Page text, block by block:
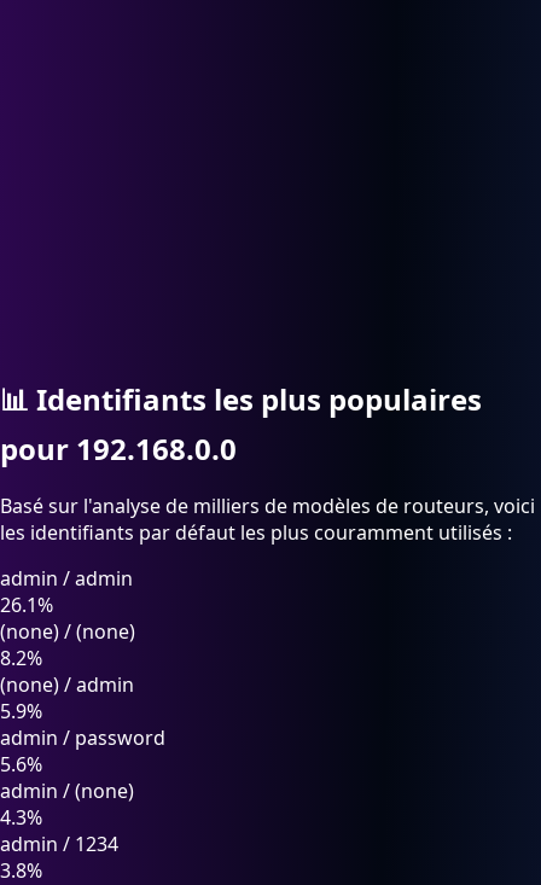
📊 Identifiants les plus populaires
pour 192.168.0.0
Basé sur l'analyse de milliers de modèles de routeurs, voici
les identifiants par défaut les plus couramment utilisés :
admin /admin
26.1%
(none)/(none)
8.2%
(none)/admin
5.9%
admin / password
5.6%
admin /(none)
4.3%
admin / 1234
3.8%